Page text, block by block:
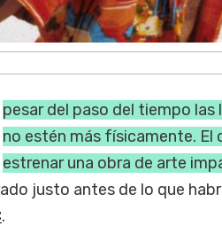
pesar del paso del tiempo
no estén más físicamente. El
estrenar una obra de arte
justo antes de lo que
.